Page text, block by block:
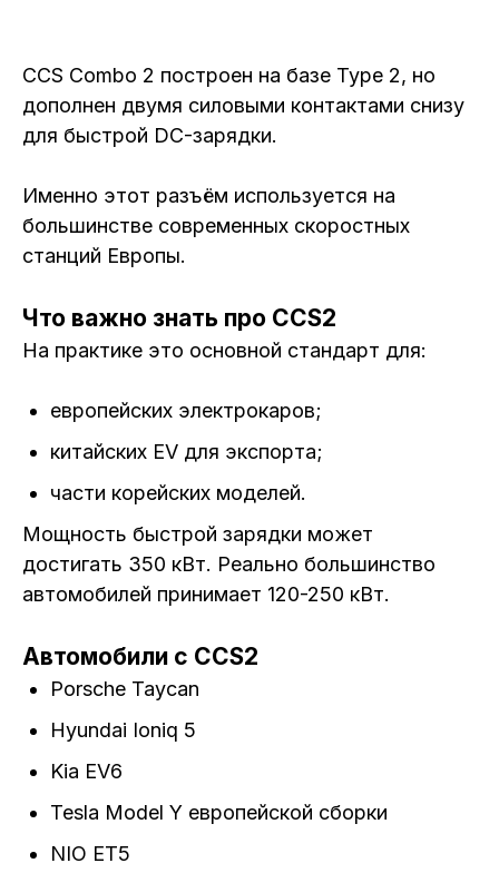
CCS Combo 2 построен на базе Type 2, но
дополнен двумя силовыми контактами снизу
для быстрой DC-зарядки.
Именно этот разъём используется на
большинстве современных скоростных
станций Европы.
Что важно знать про CCS2
На практике это основной стандарт для:
европейских электрокаров;
китайских EV для экспорта;
части корейских моделей.
Мощность быстрой зарядки может
достигать 350 кВт. Реально большинство
автомобилей принимает 120-250 кВт.
Автомобили с CCS2
Porsche Taycan
Hyundai Ioniq 5
Kia EV6
Tesla Model Y европейской сборки
NIO ET5